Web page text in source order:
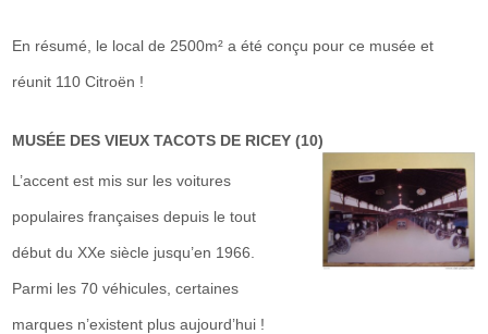
En résumé, le local de 2500m² a été conçu pour ce musée et
réunit 110 Citroën !
MUSÉE DES VIEUX TACOTS DE RICEY (10)
L’accent est mis sur les voitures
populaires françaises depuis le tout
début du XXe siècle jusqu’en 1966.
Parmi les 70 véhicules, certaines
marques n’existent plus aujourd’hui !